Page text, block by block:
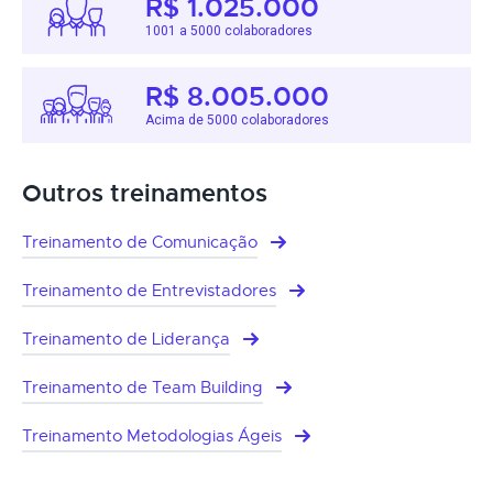
R$ 1.025.000
1001 a 5000 colaboradores
R$ 8.005.000
Acima de 5000 colaboradores
Outros treinamentos
Treinamento de Comunicação
Treinamento de Entrevistadores
Treinamento de Liderança
Treinamento de Team Building
Treinamento Metodologias Ágeis